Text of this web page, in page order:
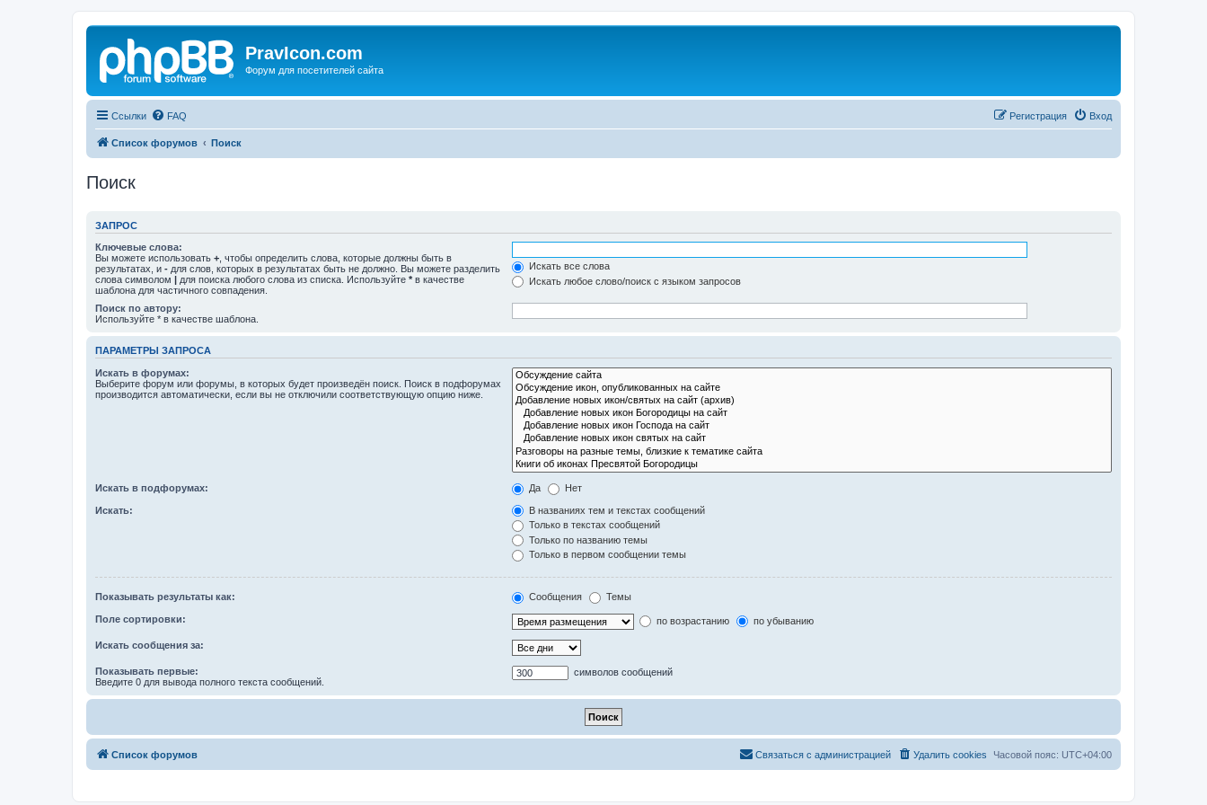
PravIcon.com
Форум для посетителей сайта
Ссылки FAQ Вход
Регистрация
Список форумов Поиск
Поиск
ЗАПРОС
Ключевые слова:
Вы можете использовать + , чтобы определить слова, которые должны быть в
результатах, и - для слов, которых в результатах быть не должно. Вы можете разделить
слова символом | для поиска любого слова из списка. Используйте * в качестве
шаблона для частичного совпадения.
Искать все слова
Искать любое слово/поиск с языком запросов
Поиск по автору:
Используйте * в качестве шаблона.
ПАРАМЕТРЫ ЗАПРОСА
Искать в форумах:
Выберите форум или форумы, в которых будет произведён поиск. Поиск в подфорумах
производится автоматически, если вы не отключили соответствующую опцию ниже.
Искать в подфорумах: Да Нет
Искать:
В названиях тем и текстах сообщений
Только в текстах сообщений
Только по названию темы
Только в первом сообщении темы
Показывать результаты как: Сообщения Темы
Поле сортировки: по возрастанию по убыванию
Искать сообщения за:
Показывать первые:
Введите 0 для вывода полного текста сообщений.
символов сообщений
Список форумов Часовой пояс: UTC+04:00
Удалить cookies
Связаться с администрацией